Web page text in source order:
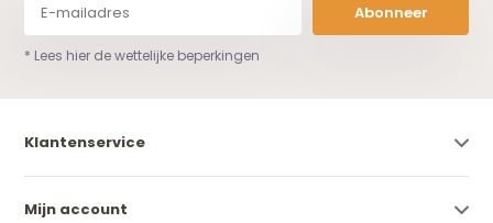
Abonneer
* Lees hier de wettelijke beperkingen
Klantenservice
Mijn account